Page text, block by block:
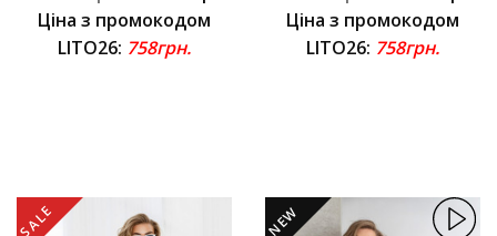
Ціна з промокодом
LITO26: 758грн.
Ціна з промокодом
LITO26: 758грн.
SALE NEW